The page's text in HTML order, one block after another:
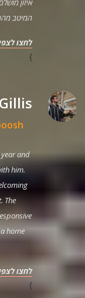
איזון
המיטב
לחצו
}
and
him.
The
home
לחצו
}